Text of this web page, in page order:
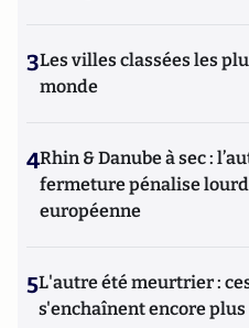
3Les villes classées les
monde
4Rhin & Danube à sec :
fermeture pénalise
européenne
5L'autre été meurtrier :
s'enchaînent encore plus